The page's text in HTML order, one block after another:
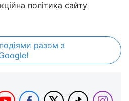
політика сайту
разом з